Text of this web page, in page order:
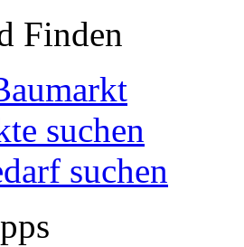
Finden
suchen
suchen